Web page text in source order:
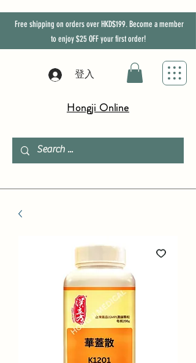
Free shipping on orders over HKD$199. Become a member
to enjoy$25 OFFyour first order!
登入
Hongji Online